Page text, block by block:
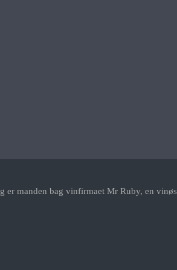
er manden bag vinfirmaet Mr Ruby, en